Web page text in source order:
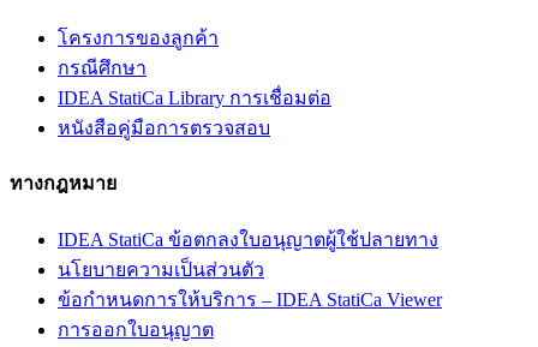
โครงการของลูกค้า
กรณีศึกษา
IDEA StatiCa Library การเชื่อมต่อ
หนังสือคู่มือการตรวจสอบ
ทางกฎหมาย
IDEA StatiCa ข้อตกลงใบอนุญาตผู้ใช้ปลายทาง
นโยบายความเป็นส่วนตัว
ข้อกำหนดการให้บริการ – IDEA StatiCa Viewer
การออกใบอนุญาต